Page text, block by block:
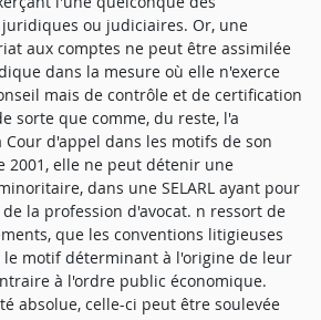
ou judiciaires. Or, une
aux comptes ne peut être assimilée
dans la mesure où elle n'exerce
mais de contrôle et de certification
sorte que comme, du reste, l'a
d'appel dans les motifs de son
2001, elle ne peut détenir une
dans une SELARL ayant pour
la profession d'avocat. n ressort de
que les conventions litigieuses
motif déterminant à l'origine de leur
à l'ordre public économique.
absolue, celle-ci peut être soulevée